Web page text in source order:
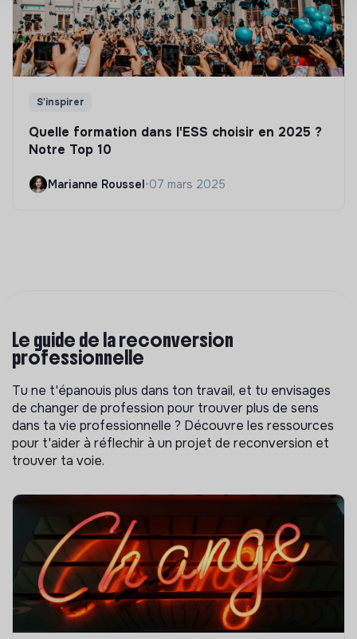
S'inspirer
Quelle formation dans l'ESS choisir en 2025 ?
Notre Top 10
Marianne Roussel•07 mars 2025
Le guide de la reconversion
professionnelle
Tu ne t'épanouis plus dans ton travail, et tu envisages
de changer de profession pour trouver plus de sens
dans ta vie professionnelle ? Découvre les ressources
pour t'aider à réflechir à un projet de reconversion et
trouver ta voie.